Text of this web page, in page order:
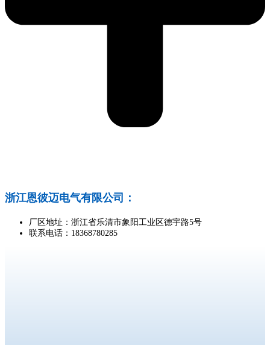
浙江恩彼迈电气有限公司：
厂区地址：浙江省乐清市象阳工业区德宇路5号
联系电话：18368780285